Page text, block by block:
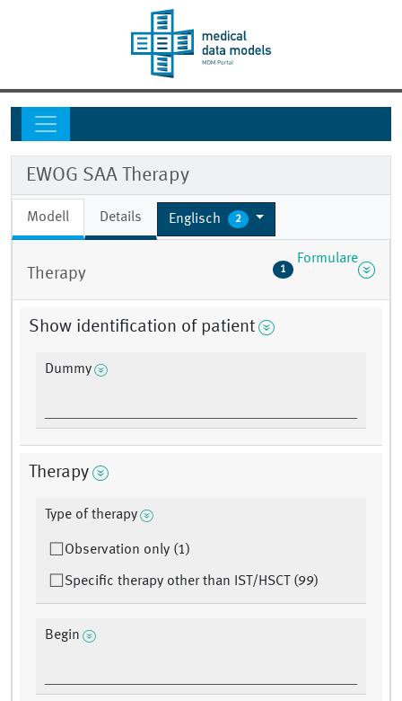
EWOG SAA Therapy
Modell Details Englisch 2
Therapy 1
Formulare
Show identification of patient
Dummy
Therapy
Type of therapy
Observation only (1)
Specific therapy other than IST/HSCT (99)
Begin